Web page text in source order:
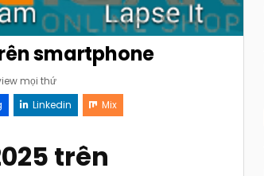
smartphone
mọi thứ
Linkedin Mix
trên